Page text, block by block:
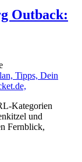
Outback:
Kategorien
und
Fernblick,